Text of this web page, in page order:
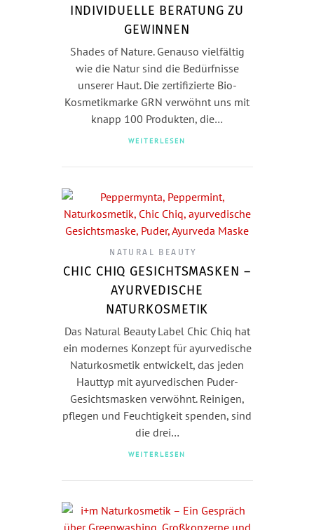
INDIVIDUELLE BERATUNG ZU
GEWINNEN
Shades of Nature. Genauso vielfältig
wie die Natur sind die Bedürfnisse
unserer Haut. Die zertifizierte Bio-
Kosmetikmarke GRN verwöhnt uns mit
knapp 100 Produkten, die…
WEITERLESEN
NATURAL BEAUTY
CHIC CHIQ GESICHTSMASKEN –
AYURVEDISCHE
NATURKOSMETIK
Das Natural Beauty Label Chic Chiq hat
ein modernes Konzept für ayurvedische
Naturkosmetik entwickelt, das jeden
Hauttyp mit ayurvedischen Puder-
Gesichtsmasken verwöhnt. Reinigen,
pflegen und Feuchtigkeit spenden, sind
die drei…
WEITERLESEN